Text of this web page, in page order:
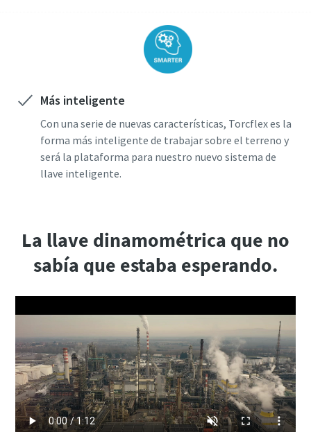
Más inteligente
Con una serie de nuevas características, Torcflex es la
forma más inteligente de trabajar sobre el terreno y
será la plataforma para nuestro nuevo sistema de
llave inteligente.
La llave dinamométrica que no
sabía que estaba esperando.